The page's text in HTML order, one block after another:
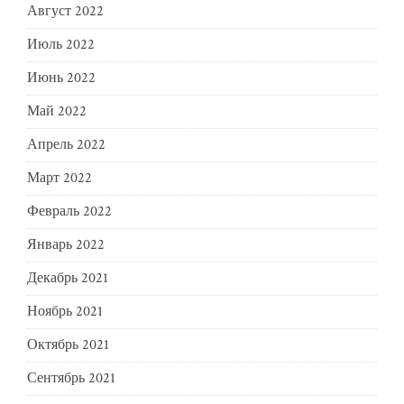
Август 2022
Июль 2022
Июнь 2022
Май 2022
Апрель 2022
Март 2022
Февраль 2022
Январь 2022
Декабрь 2021
Ноябрь 2021
Октябрь 2021
Сентябрь 2021